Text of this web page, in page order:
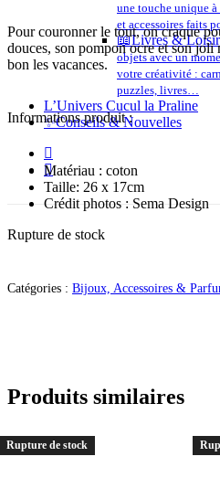
une touche unique
et accessoires faits
📖Livres &
objets avec un
votre créativité :
puzzles, livres…
L’Univers Cucul la Praline
✨Conseils & Nouvelles
facebook
instagram
Pour couronner le tout, on craque
douces, son pompon ocre et son joli
bon les vacances.
Informations produit :
Matériau : coton
Taille: 26 x 17cm
Crédit photos : Sema Design
Rupture de stock
Catégories : Bijoux, Accessoires &
Produits similaires
Rupture de stock